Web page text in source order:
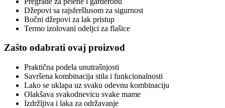
Džepovi sa rajsferšlusom za sigurnost
Bočni džepovi za lak pristup
Termo izolovani odeljci za flašice
Zašto odabrati ovaj proizvod
Praktična podela unutrašnjosti
Savršena kombinacija stila i funkcionalnosti
Lako se uklapa uz svaku odevnu kombinaciju
Olakšava svakodnevicu svake mame
Izdržljiva i laka za održavanje